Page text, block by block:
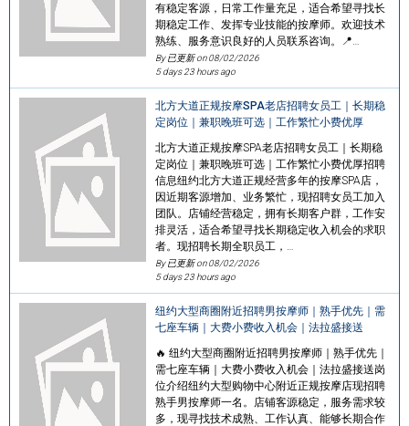
有稳定客源，日常工作量充足，适合希望寻找长
期稳定工作、发挥专业技能的按摩师。欢迎技术
熟练、服务意识良好的人员联系咨询。📍…
By 已更新 on08/02/2026
5 days 23 hours ago
北方大道正规按摩SPA老店招聘女员工｜长期稳
定岗位｜兼职晚班可选｜工作繁忙小费优厚
北方大道正规按摩SPA老店招聘女员工｜长期稳
定岗位｜兼职晚班可选｜工作繁忙小费优厚招聘
信息纽约北方大道正规经营多年的按摩SPA店，
因近期客源增加、业务繁忙，现招聘女员工加入
团队。店铺经营稳定，拥有长期客户群，工作安
排灵活，适合希望寻找长期稳定收入机会的求职
者。现招聘长期全职员工，…
By 已更新 on08/02/2026
5 days 23 hours ago
纽约大型商圈附近招聘男按摩师｜熟手优先｜需
七座车辆｜大费小费收入机会｜法拉盛接送
🔥 纽约大型商圈附近招聘男按摩师｜熟手优先｜
需七座车辆｜大费小费收入机会｜法拉盛接送岗
位介绍纽约大型购物中心附近正规按摩店现招聘
熟手男按摩师一名。店铺客源稳定，服务需求较
多，现寻找技术成熟、工作认真、能够长期合作